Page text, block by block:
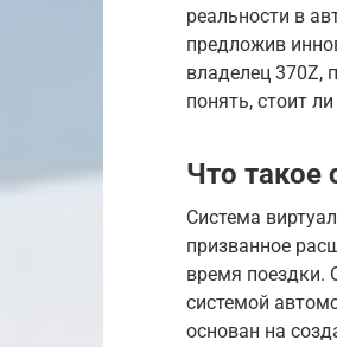
реальности в
предложив
владелец 370Z,
понять, стоит
Что такое
Система
призванное
время поездки.
системой
основан на